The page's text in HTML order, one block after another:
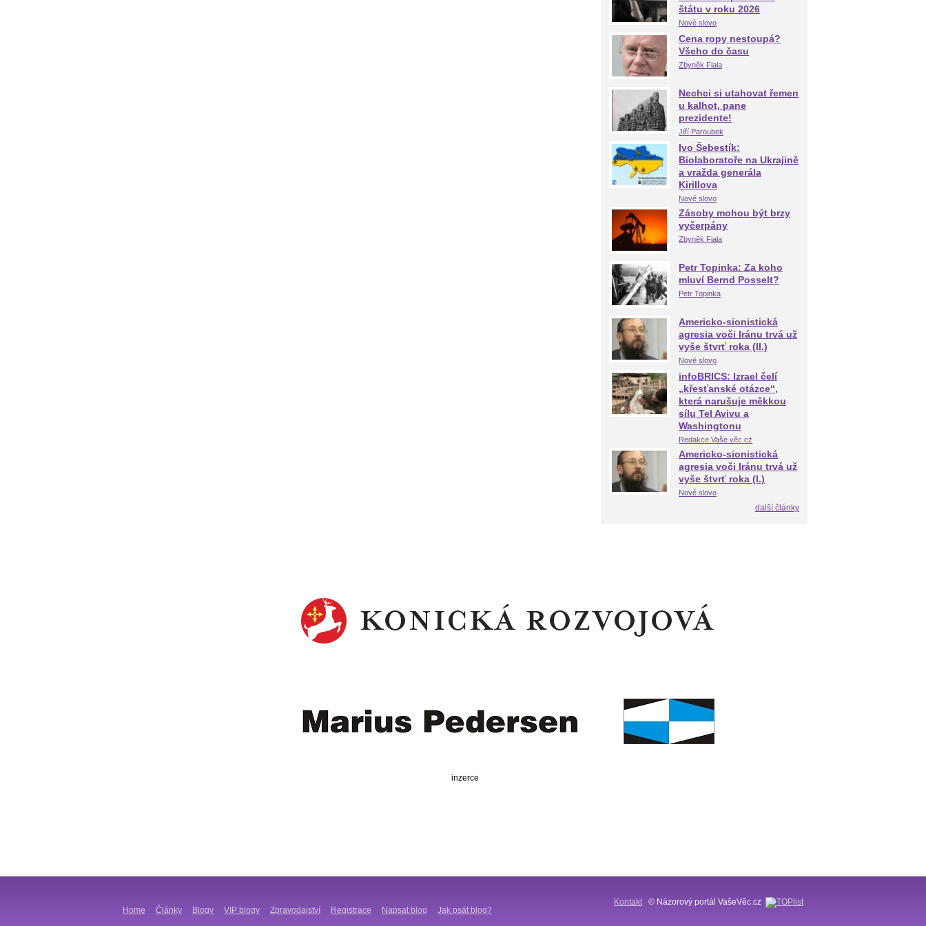
štátu v roku 2026
Nové slovo
Cena ropy nestoupá?
Všeho do času
Zbyněk Fiala
Nechci si utahovat řemen
u kalhot, pane
prezidente!
Jiří Paroubek
Ivo Šebestík:
Biolaboratoře na Ukrajině
a vražda generála
Kirillova
Nové slovo
Zásoby mohou být brzy
vyčerpány
Zbyněk Fiala
Petr Topinka: Za koho
mluví Bernd Posselt?
Petr Topinka
Americko-sionistická
agresia voči Iránu trvá už
vyše štvrť roka (II.)
Nové slovo
infoBRICS: Izrael čelí
„křesťanské otázce“,
která narušuje měkkou
sílu Tel Avivu a
Washingtonu
Redakce Vaše věc.cz
Americko-sionistická
agresia voči Iránu trvá už
vyše štvrť roka (I.)
Nové slovo
další články
inzerce
Home Články Blogy VIP blogy Zpravodajství Registrace Napsat blog Jak psát blog?
Kontakt © Názorový portál VašeVěc.cz